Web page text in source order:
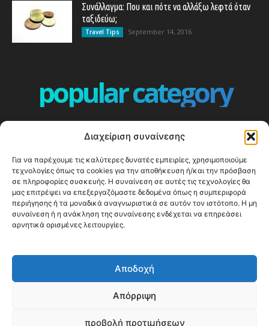
Διαχείριση συναίνεσης
Για να παρέχουμε τις καλύτερες δυνατές εμπειρίες, χρησιμοποιούμε
τεχνολογίες όπως τα cookies για την αποθήκευση ή/και την πρόσβαση
σε πληροφορίες συσκευής. Η συναίνεση σε αυτές τις τεχνολογίες θα
μας επιτρέψει να επεξεργαζόμαστε δεδομένα όπως η συμπεριφορά
περιήγησης ή τα μοναδικά αναγνωριστικά σε αυτόν τον ιστότοπο. Η μη
συναίνεση ή η ανάκληση της συναίνεσης ενδέχεται να επηρεάσει
αρνητικά ορισμένες λειτουργίες.
Αποδοχή
Απόρριψη
προβολή προτιμήσεων
Συνάλλαγμα: Που και πότε να αλλάξω λεφτά όταν
ταξιδεύω;
Travel Tips September 14, 2016
popular category
360
ΕΥΡΩΠΗ
332
ΚΟΣΜΟΣ - WORLD
328
Top10
303
Cool spots
ΝΗΣΙΑ
247
© Happy Traveller 2014-2025